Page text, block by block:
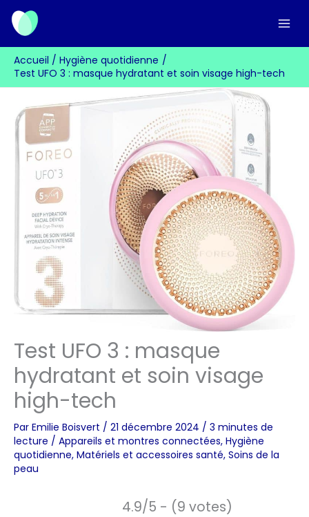
Aller
contenu
Accueil
Hygiène quotidienne
Test UFO 3 : masque hydratant et soin visage high-tech
Test UFO 3 : masque
hydratant et soin visage
high-tech
Par Emilie Boisvert / 21 décembre 2024 / 3 minutes de
lecture / Appareils et montres connectées, Hygiène
quotidienne, Matériels et accessoires santé, Soins de la
peau
4.9/5 - (9 votes)